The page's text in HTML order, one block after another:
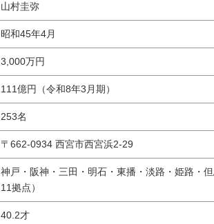
山村圭弥
昭和45年4月
3,000万円
111億円（令和8年3月期）
253名
〒662-0934 西宮市西宮浜2-29
神戸・阪神・三田・明石・東播・淡路・姫路・
11拠点）
40.2才